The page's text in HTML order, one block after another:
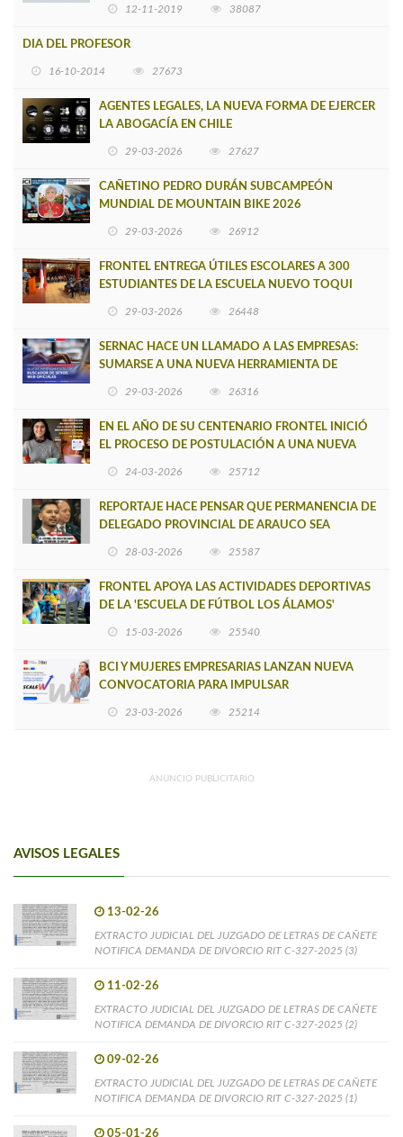
12-11-2019 38087
DIA DEL PROFESOR
16-10-2014 27673
AGENTES LEGALES, LA NUEVA FORMA DE EJERCER
LA ABOGACÍA EN CHILE
29-03-2026 27627
CAÑETINO PEDRO DURÁN SUBCAMPEÓN
MUNDIAL DE MOUNTAIN BIKE 2026
29-03-2026 26912
FRONTEL ENTREGA ÚTILES ESCOLARES A 300
ESTUDIANTES DE LA ESCUELA NUEVO TOQUI
29-03-2026 26448
SERNAC HACE UN LLAMADO A LAS EMPRESAS:
SUMARSE A UNA NUEVA HERRAMIENTA DE
29-03-2026 26316
EN EL AÑO DE SU CENTENARIO FRONTEL INICIÓ
EL PROCESO DE POSTULACIÓN A UNA NUEVA
24-03-2026 25712
REPORTAJE HACE PENSAR QUE PERMANENCIA DE
DELEGADO PROVINCIAL DE ARAUCO SEA
28-03-2026 25587
FRONTEL APOYA LAS ACTIVIDADES DEPORTIVAS
DE LA 'ESCUELA DE FÚTBOL LOS ÁLAMOS'
15-03-2026 25540
BCI Y MUJERES EMPRESARIAS LANZAN NUEVA
CONVOCATORIA PARA IMPULSAR
23-03-2026 25214
ANUNCIO PUBLICITARIO
AVISOS LEGALES
13-02-26
EXTRACTO JUDICIAL DEL JUZGADO DE LETRAS DE CAÑETE
NOTIFICA DEMANDA DE DIVORCIO RIT C-327-2025 (3)
11-02-26
EXTRACTO JUDICIAL DEL JUZGADO DE LETRAS DE CAÑETE
NOTIFICA DEMANDA DE DIVORCIO RIT C-327-2025 (2)
09-02-26
EXTRACTO JUDICIAL DEL JUZGADO DE LETRAS DE CAÑETE
NOTIFICA DEMANDA DE DIVORCIO RIT C-327-2025 (1)
05-01-26